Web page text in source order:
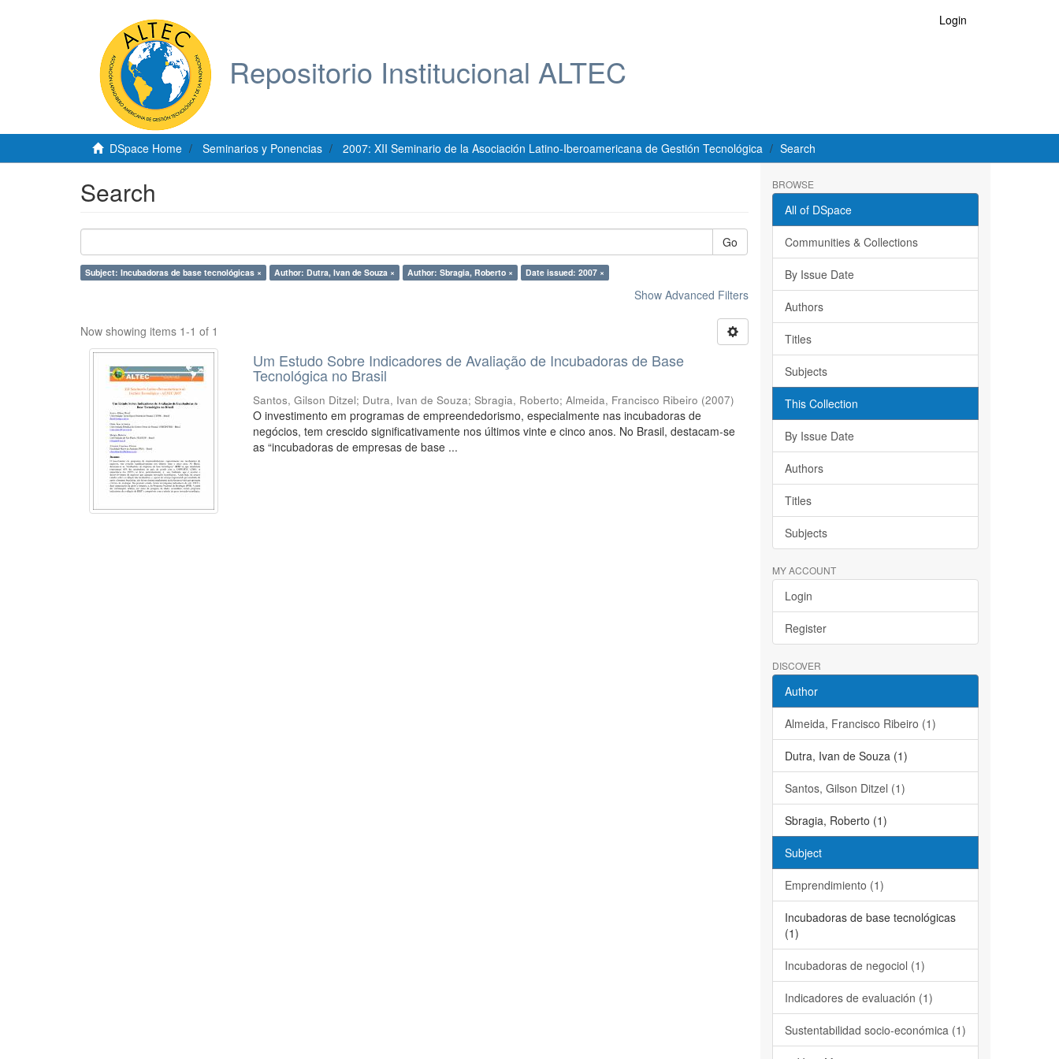
Repositorio Institucional ALTEC
Login
DSpace Home Seminarios y Ponencias 2007: XII Seminario de la Asociación Latino-Iberoamericana de Gestión Tecnológica Search
Search
Go
Subject: Incubadoras de base tecnológicas × Author: Dutra, Ivan de Souza × Author: Sbragia, Roberto × Date issued: 2007 ×
Show Advanced Filters
Now showing items 1-1 of 1
Um Estudo Sobre Indicadores de Avaliação de Incubadoras de Base
Tecnológica no Brasil
Santos, Gilson Ditzel; Dutra, Ivan de Souza;Sbragia, Roberto;Almeida, Francisco Ribeiro (2007)
O investimento em programas de empreendedorismo, especialmente nas incubadoras de
negócios, tem crescido significativamente nos últimos vinte e cinco anos. No Brasil, destacam-se
as “incubadoras de empresas de base ...
BROWSE
All of DSpace
Communities & Collections
By Issue Date
Authors
Titles
Subjects
This Collection
By Issue Date
Authors
Titles
Subjects
MY ACCOUNT
Login
Register
DISCOVER
Author
Almeida, Francisco Ribeiro (1)
Dutra, Ivan de Souza (1)
Santos, Gilson Ditzel (1)
Sbragia, Roberto (1)
Subject
Emprendimiento (1)
Incubadoras de base tecnológicas
(1)
Incubadoras de negociol (1)
Indicadores de evaluación (1)
Sustentabilidad socio-económica (1)